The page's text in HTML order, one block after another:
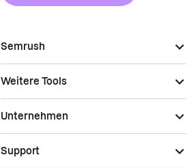
Semrush
Weitere Tools
Unternehmen
Support